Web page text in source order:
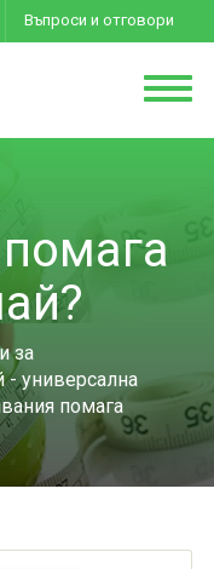
Въпроси и отговори
за
- универсална
помага